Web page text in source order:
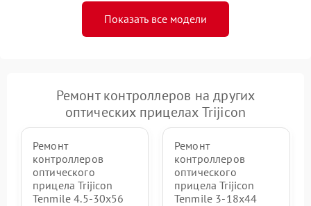
Показать все модели
Ремонт контроллеров на других
оптических прицелах Trijicon
Ремонт
контроллеров
оптического
прицела Trijicon
Tenmile 4.5-30x56
Ремонт
контроллеров
оптического
прицела Trijicon
Tenmile 3-18x44